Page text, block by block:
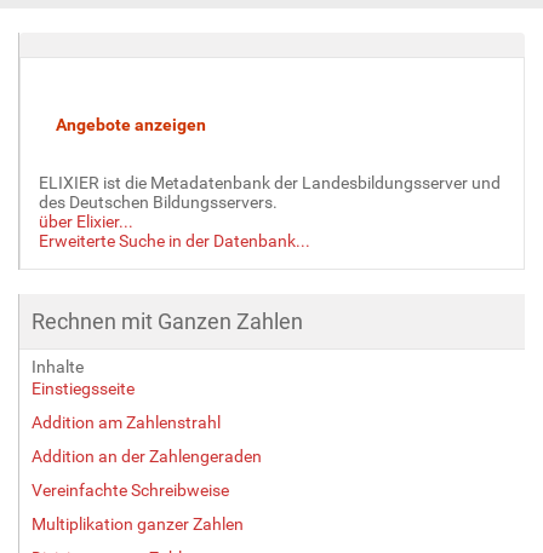
e
n
e
r
G
ö
ß
…
ELIXIER ist die Metadatenbank der Landesbildungsserver und
des Deutschen Bildungsservers.
über Elixier...
Erweiterte Suche in der Datenbank...
Rechnen mit Ganzen Zahlen
Inhalte
Einstiegsseite
Addition am Zahlenstrahl
Addition an der Zahlengeraden
Vereinfachte Schreibweise
Multiplikation ganzer Zahlen